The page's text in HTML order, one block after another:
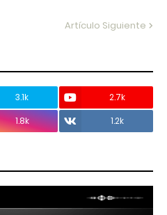
Artículo Siguiente
3.1k
2.7k
1.8k 1.2k